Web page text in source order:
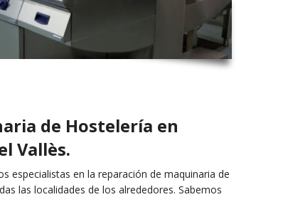
de Hostelería en
Vallès.
especialistas en la reparación de maquinaria de
las localidades de los alrededores. Sabemos